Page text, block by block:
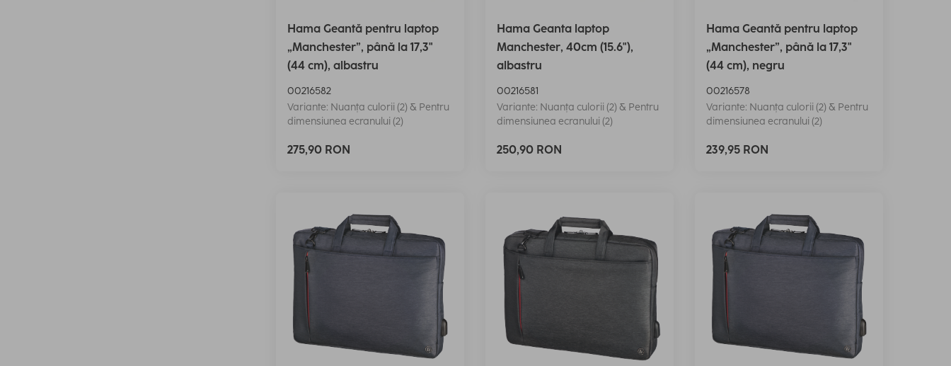
Hama Geantă pentru laptop
„Manchester”, până la 17,3"
(44 cm), albastru
00216582
Variante: Nuanța culorii (2) & Pentru
dimensiunea ecranului (2)
275,90 RON
Hama Geanta laptop
Manchester, 40cm (15.6"),
albastru
00216581
Variante: Nuanța culorii (2) & Pentru
dimensiunea ecranului (2)
250,90 RON
Hama Geantă pentru laptop
„Manchester”, până la 17,3"
(44 cm), negru
00216578
Variante: Nuanța culorii (2) & Pentru
dimensiunea ecranului (2)
239,95 RON